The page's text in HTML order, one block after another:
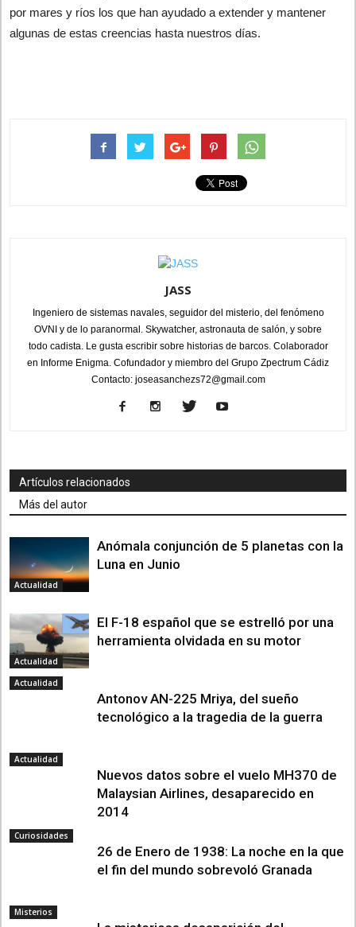
por mares y ríos los que han ayudado a extender y mantener
algunas de estas creencias hasta nuestros días.
JASS
Ingeniero de sistemas navales, seguidor del misterio, del fenómeno
OVNI y de lo paranormal. Skywatcher, astronauta de salón, y sobre
todo cadista. Le gusta escribir sobre historias de barcos. Colaborador
en Informe Enigma. Cofundador y miembro del Grupo Zpectrum Cádiz
Contacto: joseasanchezs72@gmail.com
Artículos relacionados
Más del autor
Actualidad
Anómala conjunción de 5 planetas con la
Luna en Junio
Actualidad
El F-18 español que se estrelló por una
herramienta olvidada en su motor
Actualidad
Antonov AN-225 Mriya, del sueño
tecnológico a la tragedia de la guerra
Actualidad
Nuevos datos sobre el vuelo MH370 de
Malaysian Airlines, desaparecido en
2014
Curiosidades
26 de Enero de 1938: La noche en la que
el fin del mundo sobrevoló Granada
Misterios